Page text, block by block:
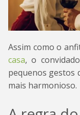
Assim como o
casa, o
pequenos gestos
mais harmonioso.